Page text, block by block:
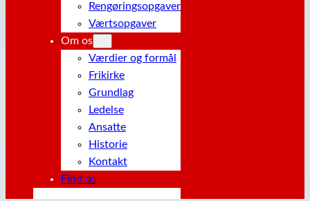
Rengøringsopgaver
Værtsopgaver
Om os
Værdier og formål
Frikirke
Grundlag
Ledelse
Ansatte
Historie
Kontakt
Find os